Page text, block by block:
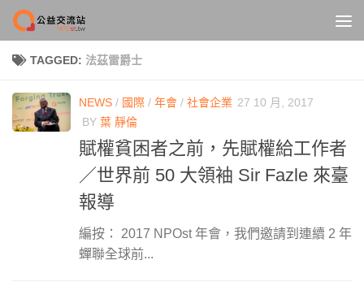
Skip to content
TAGGED: 法茲雷爵士
NEWS / 國際 / 年會 / 社會企業 27 10 月, 2017
BY 葉 靜倫
賦權貧困者之前，先賦權給工作者
／世界前 50 大領袖 Sir Fazle 來臺
報導
編按： 2017 NPOst 年會，我們邀請到連續 2 年
蟬聯全球前...